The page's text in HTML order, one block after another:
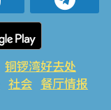
铜锣湾好去处
社会 餐厅情报